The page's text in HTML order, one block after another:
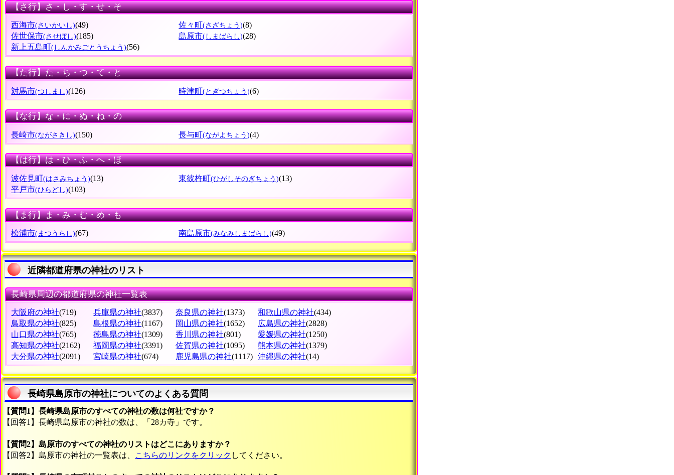
【さ行】さ・し・す・せ・そ
西海市(さいかいし)(49) 佐々町(さざちょう)(8)
佐世保市(させぼし)(185) 島原市(しまばらし)(28)
新上五島町(しんかみごとうちょう)(56)
【た行】た・ち・つ・て・と
対馬市(つしまし)(126) 時津町(とぎつちょう)(6)
【な行】な・に・ぬ・ね・の
長崎市(ながさきし)(150) 長与町(ながよちょう)(4)
【は行】は・ひ・ふ・へ・ほ
波佐見町(はさみちょう)(13) 東彼杵町(ひがしそのぎちょう)(13)
平戸市(ひらどし)(103)
【ま行】ま・み・む・め・も
松浦市(まつうらし)(67) 南島原市(みなみしまばらし)(49)
近隣都道府県の神社のリスト
長崎県周辺の都道府県の神社一覧表
大阪府の神社(719) 兵庫県の神社(3837) 奈良県の神社(1373) 和歌山県の神社(434)
鳥取県の神社(825) 島根県の神社(1167) 岡山県の神社(1652) 広島県の神社(2828)
山口県の神社(765) 徳島県の神社(1309) 香川県の神社(801) 愛媛県の神社(1250)
高知県の神社(2162) 福岡県の神社(3391) 佐賀県の神社(1095) 熊本県の神社(1379)
大分県の神社(2091) 宮崎県の神社(674) 鹿児島県の神社(1117) 沖縄県の神社(14)
長崎県島原市の神社についてのよくある質問
【質問1】長崎県島原市のすべての神社の数は何社ですか？
【回答1】長崎県島原市の神社の数は、「28カ寺」です。
【質問2】島原市のすべての神社のリストはどこにありますか？
【回答2】島原市の神社の一覧表は、
こちらのリンクをクリック してください。